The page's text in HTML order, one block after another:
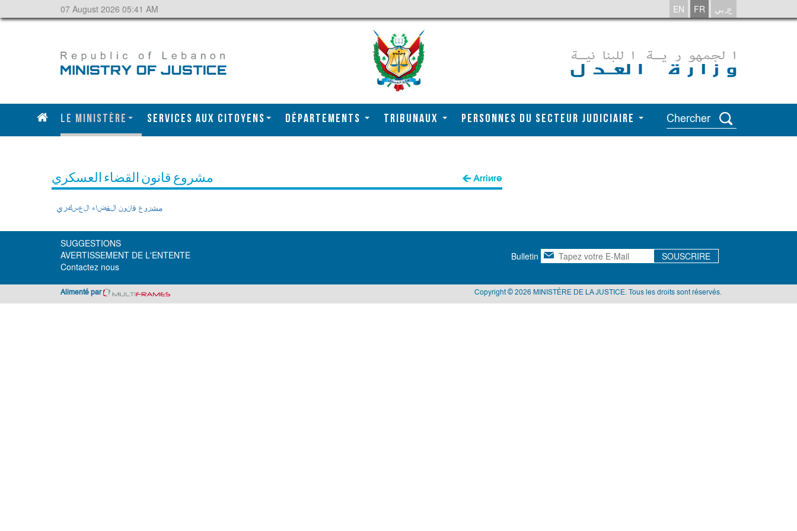
07 August 2026 05:41 AM EN FR عربي
Le ministère SERVICES AUX CITOYENS DÉPARTEMENTS TRIBUNAUX Personnes du Secteur Judiciaire
مشروع قانون القضاء العسكري Arrière
مشروع قانون القضاء العسكري
SUGGESTIONS
AVERTISSEMENT DE L'ENTENTE
Contactez nous
Bulletin SOUSCRIRE
Alimenté par Copyright © 2026 MINISTÈRE DE LA JUSTICE. Tous les droits sont réservés.